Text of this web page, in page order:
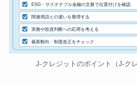
ESG・サステナブル金融の文脈で位置付けを確認
関連用語との違いを整理する
実務や投資判断への応用を考える
最新動向・制度改正をチェック
J-クレジットのポイント（J-ク